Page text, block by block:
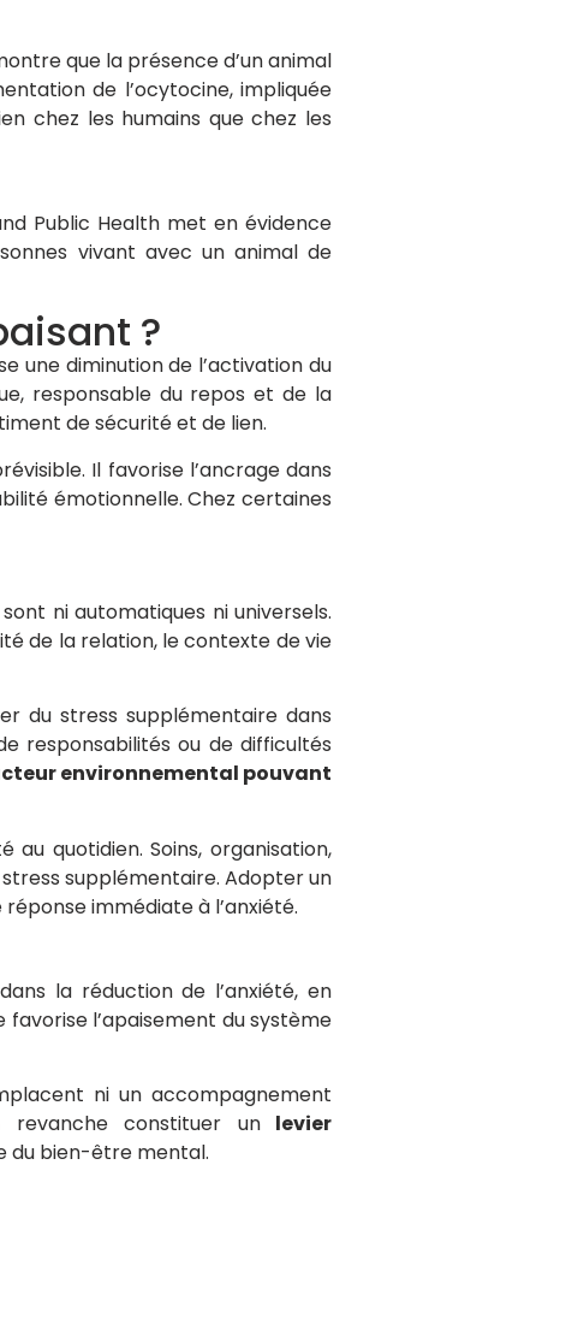
que la présence d’un animal
de l’ocytocine, impliquée
chez les humains que chez les
Public Health met en évidence
vivant avec un animal de
?
une diminution de l’activation du
responsable du repos et de la
de sécurité et de lien.
Il favorise l’ancrage dans
émotionnelle. Chez certaines
ni automatiques ni universels.
de la relation, le contexte de vie
du stress supplémentaire dans
responsabilités ou de difficultés
environnemental pouvant
quotidien. Soins, organisation,
supplémentaire. Adopter un
immédiate à l’anxiété.
la réduction de l’anxiété, en
l’apaisement du système
ni un accompagnement
constituer unlevier
du bien-être mental.